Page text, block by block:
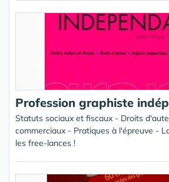
Profession graphiste
Statuts sociaux et fiscaux - Droits
commerciaux - Pratiques à l'épreuve -
les free-lances !